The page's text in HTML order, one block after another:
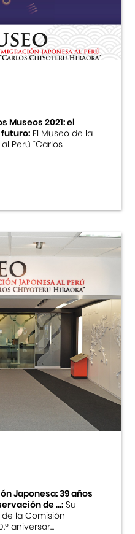
Japonés
Japonesa
Museos 2021: el
El Museo de la
Perú “Carlos
Japonesa: 39 años
de ...:Su
la Comisión
aniversar...